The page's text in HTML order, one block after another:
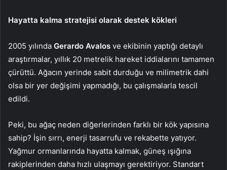
Hayatta kalma stratejisi olarak destek kökleri
2005 yılında Gerardo Avalos ve ekibinin yaptığı detaylı
araştırmalar, yıllık 20 metrelik hareket iddialarını tamamen
çürüttü. Ağacın yerinde sabit durduğu ve milimetrik dahi
olsa bir yer değişimi yapmadığı, bu çalışmalarla tescil
edildi.
Peki, bu ağaç neden diğerlerinden farklı bir kök yapısına
sahip? İşin sırrı, enerji tasarrufu ve rekabette yatıyor.
Yağmur ormanlarında hayatta kalmak, güneş ışığına
rakiplerinden daha hızlı ulaşmayı gerektiriyor. Standart